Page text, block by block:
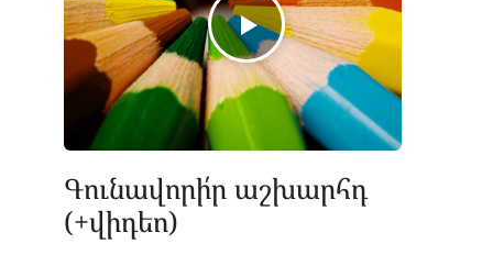
Գունավորի՛ր աշխարհդ
(+վիդեո)